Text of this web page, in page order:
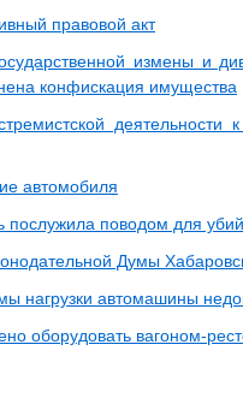
правовой акт
измены и
конфискация имущества
автомобиля
послужила поводом для
Думы
нагрузки автомашины
оборудовать вагоном-